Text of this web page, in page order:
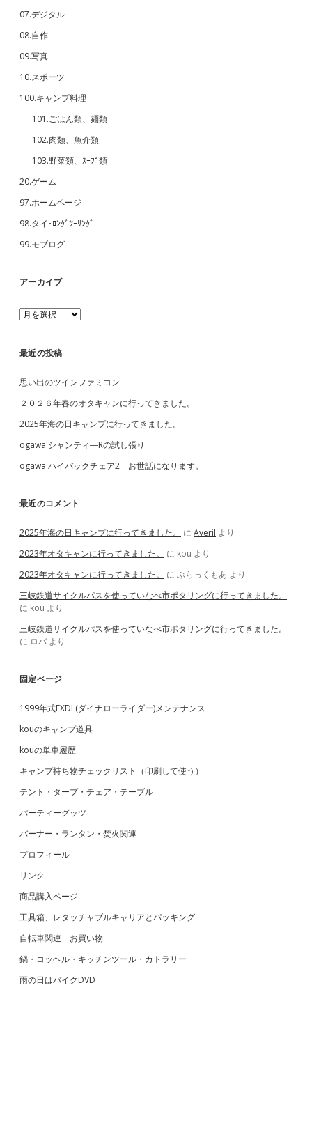
07.デジタル
08.自作
09.写真
10.スポーツ
100.キャンプ料理
101.ごはん類、麺類
102.肉類、魚介類
103.野菜類、ｽｰﾌﾟ類
20.ゲーム
97.ホームページ
98.タイ･ﾛﾝｸﾞﾂｰﾘﾝｸﾞ
99.モブログ
アーカイブ
ア
ー
イ
ブ
最近の投稿
思い出のツインファミコン
２０２６年春のオタキャンに行ってきました。
2025年海の日キャンプに行ってきました。
ogawa シャンティ―Rの試し張り
ogawa ハイバックチェア2 お世話になります。
最近のコメント
2025年海の日キャンプに行ってきました。 に Averil より
2023年オタキャンに行ってきました。
に kou より
2023年オタキャンに行ってきました。
に ぶらっくもあ より
三岐鉄道サイクルパスを使っていなべ市ポタリングに行ってきました。
に kou より
三岐鉄道サイクルパスを使っていなべ市ポタリングに行ってきました。
に ロバ より
固定ページ
1999年式FXDL(ダイナローライダー)メンテナンス
kouのキャンプ道具
kouの単車履歴
キャンプ持ち物チェックリスト（印刷して使う）
テント・タープ・チェア・テーブル
パーティーグッツ
バーナー・ランタン・焚火関連
プロフィール
リンク
商品購入ページ
工具箱、レタッチャブルキャリアとパッキング
自転車関連 お買い物
鍋・コッヘル・キッチンツール・カトラリー
雨の日はバイクDVD